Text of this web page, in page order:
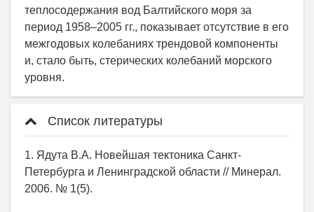
теплосодержания вод Балтийского моря за
период 1958–2005 гг., показывает отсутствие в его
межгодовых колебаниях трендовой компоненты
и, стало быть, стерических колебаний морского
уровня.
Список литературы
1. Ядута В.А. Новейшая тектоника Санкт-
Петербурга и Ленинградской области // Минерал.
2006. № 1(5).